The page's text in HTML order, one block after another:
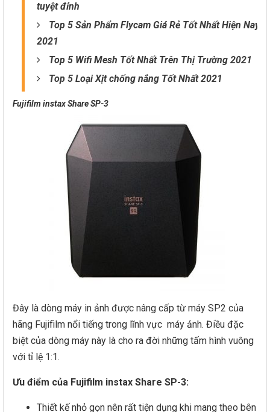
tuyệt đỉnh
Top 5 Sản Phẩm Flycam Giá Rẻ Tốt Nhất Hiện Nay
2021
Top 5 Wifi Mesh Tốt Nhất Trên Thị Trường 2021
Top 5 Loại Xịt chống nắng Tốt Nhất 2021
Fujifilm instax Share SP-3
Đây là dòng máy in ảnh được nâng cấp từ máy SP2 của
hãng Fujifilm nổi tiếng trong lĩnh vực máy ảnh. Điều đặc
biệt của dòng máy này là cho ra đời những tấm hình vuông
với tỉ lệ 1:1.
Ưu điểm của Fujifilm instax Share SP-3:
Thiết kế nhỏ gọn nên rất tiện dụng khi mang theo bên